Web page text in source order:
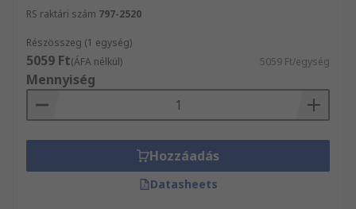
RS raktári szám 797-2520
Részösszeg (1 egység)
5059 Ft(ÁFA nélkül) 5059 Ft/egység
Mennyiség
Hozzáadás
Datasheets